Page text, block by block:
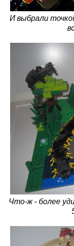
И выбрали
Что-ж - более